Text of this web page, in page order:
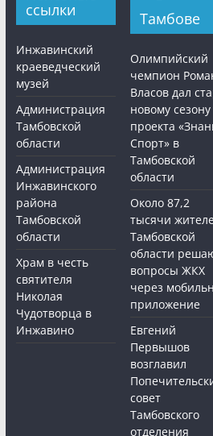
ссылки
Инжавинский
краеведческий
музей
Администрация
Тамбовской
области
Администрация
Инжавинского
района
Тамбовской
области
Храм в честь
святителя
Николая
Чудотворца в
Инжавино
Тамбове
Олимпийский
чемпион
Власов дал
новому сезону
проекта
Спорт» в
Тамбовской
области
Около 87,2
тысячи
Тамбовской
области
вопросы ЖКХ
через
приложение
Евгений
Первышов
возглавил
совет
Тамбовского
отделения